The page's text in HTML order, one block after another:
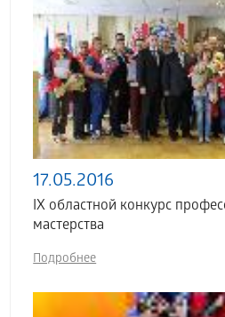
17.05.2016
IX областной конкурс
мастерства
Подробнее